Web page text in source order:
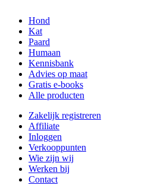
Hond
Kat
Paard
Humaan
Kennisbank
Advies op maat
Gratis e-books
Alle producten
Zakelijk registreren
Affiliate
Inloggen
Verkooppunten
Wie zijn wij
Werken bij
Contact